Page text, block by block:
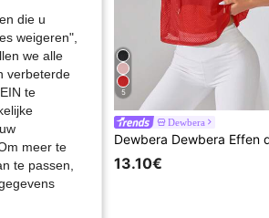
5
Dewbera
13.10€
die u
weigeren",
we alle
verbeterde
te
meer te
te passen,